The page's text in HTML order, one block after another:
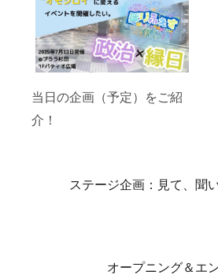
当日の企画（予定）をご紹
介！
ステージ企画：見て、聞
オープニング＆エ